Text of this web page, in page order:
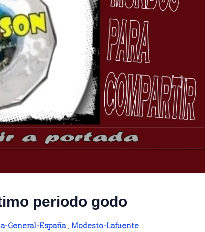
periodo godo
General-España, Modesto-Lafuente